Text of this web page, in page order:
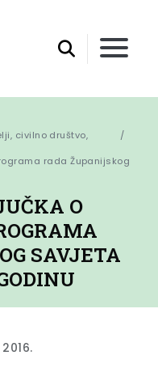
civilno društvo,
rada Županijskog
O
SAVJETA